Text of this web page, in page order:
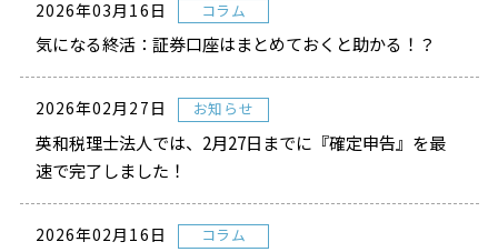
2026年03月16日 コラム
気になる終活：証券口座はまとめておくと助かる！？
2026年02月27日 お知らせ
英和税理士法人では、2月27日までに『確定申告』を最
速で完了しました！
2026年02月16日 コラム